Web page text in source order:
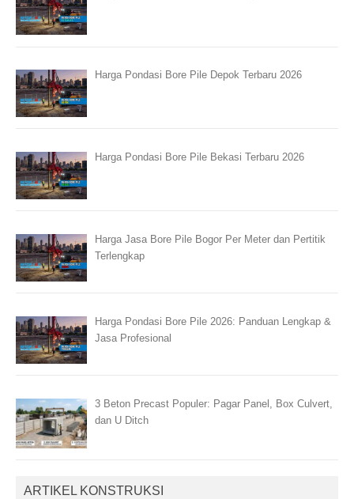
Harga Pondasi Bore Pile Depok Terbaru 2026
Harga Pondasi Bore Pile Bekasi Terbaru 2026
Harga Jasa Bore Pile Bogor Per Meter dan Pertitik
Terlengkap
Harga Pondasi Bore Pile 2026: Panduan Lengkap &
Jasa Profesional
3 Beton Precast Populer: Pagar Panel, Box Culvert,
dan U Ditch
ARTIKEL KONSTRUKSI